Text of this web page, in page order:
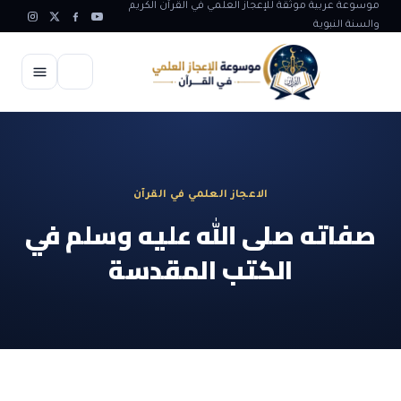
موسوعة عربية موثقة للإعجاز العلمي في القرآن الكريم
والسنة النبوية
الاعجاز الغيبي في القرآن
الاعجاز في علوم الفلك والفضاء
الاعجاز البياني و اللغوي في القرآن
الاعجاز العلمي في القرآن
صفاته صلى الله عليه وسلم في
الكتب المقدسة